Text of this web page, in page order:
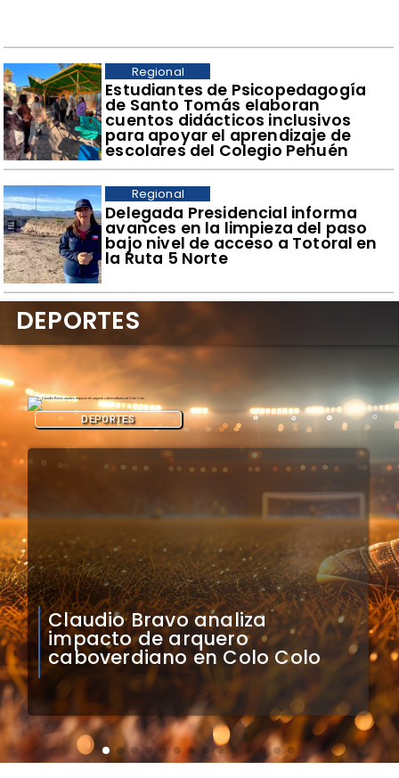
​Estudiantes de Psicopedagogía
de Santo Tomás elaboran
cuentos didácticos inclusivos
para apoyar el aprendizaje de
escolares del Colegio Pehuén
Regional
​Delegada Presidencial informa
avances en la limpieza del paso
bajo nivel de acceso a Totoral en
la Ruta 5 Norte
Regional
Natalia Duco responde a
Contraloría: Presidente puede
cuestionar mi permanencia
DEPORTES
DEPORTES